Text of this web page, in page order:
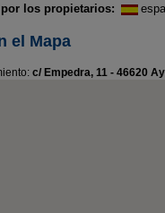
los propietarios:
el Mapa
c/ Empedra, 11 - 46620